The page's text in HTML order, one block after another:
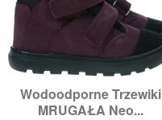
Wodoodporne Trzewiki
MRUGAŁA Neo...